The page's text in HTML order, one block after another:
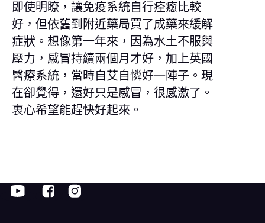
即使明瞭，讓免疫系統自行痊癒比較
好，但依舊到附近藥局買了成藥來緩解
症狀。想像第一年來，因為水土不服與
壓力，感冒持續兩個月才好，加上英國
醫療系統，當時自艾自憐好一陣子。現
在卻覺得，還好只是感冒，很感激了。
衷心希望能趕快好起來。